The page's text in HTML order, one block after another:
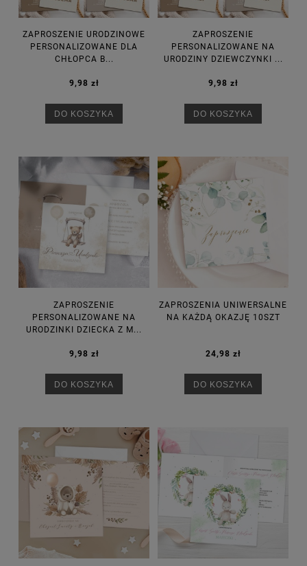
ZAPROSZENIE URODZINOWE
PERSONALIZOWANE DLA
CHŁOPCA B...
9,98 zł
DO KOSZYKA
ZAPROSZENIE
PERSONALIZOWANE NA
URODZINY DZIEWCZYNKI ...
9,98 zł
DO KOSZYKA
ZAPROSZENIE
PERSONALIZOWANE NA
URODZINKI DZIECKA Z M...
9,98 zł
DO KOSZYKA
ZAPROSZENIA UNIWERSALNE
NA KAŻDĄ OKAZJĘ 10SZT
24,98 zł
DO KOSZYKA